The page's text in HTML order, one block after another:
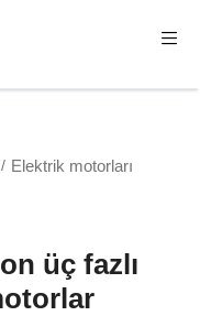
Elektrik motorları
üç fazlı